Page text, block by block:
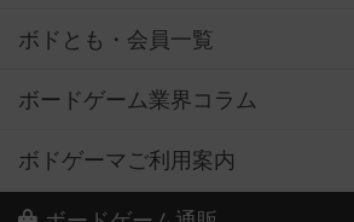
ボドとも・会員一覧
ボードゲーム業界コラム
ボドゲーマご利用案内